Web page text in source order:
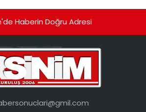
Haberin Doğru Adresi